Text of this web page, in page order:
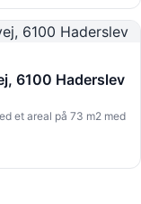
6100 Haderslev
et areal på 73 m2 med